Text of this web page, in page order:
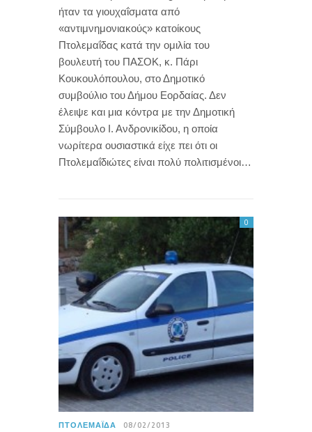
ήταν τα γιουχαΐσματα από
«αντιμνημονιακούς» κατοίκους
Πτολεμαΐδας κατά την ομιλία του
βουλευτή του ΠΑΣΟΚ, κ. Πάρι
Κουκουλόπουλου, στο Δημοτικό
συμβούλιο του Δήμου Εορδαίας. Δεν
έλειψε και μια κόντρα με την Δημοτική
Σύμβουλο Ι. Ανδρονικίδου, η οποία
νωρίτερα ουσιαστικά είχε πει ότι οι
Πτολεμαΐδιώτες είναι πολύ πολιτισμένοι…
ΠΤΟΛΕΜΑΪ́ΔΑ 08/02/2013
0